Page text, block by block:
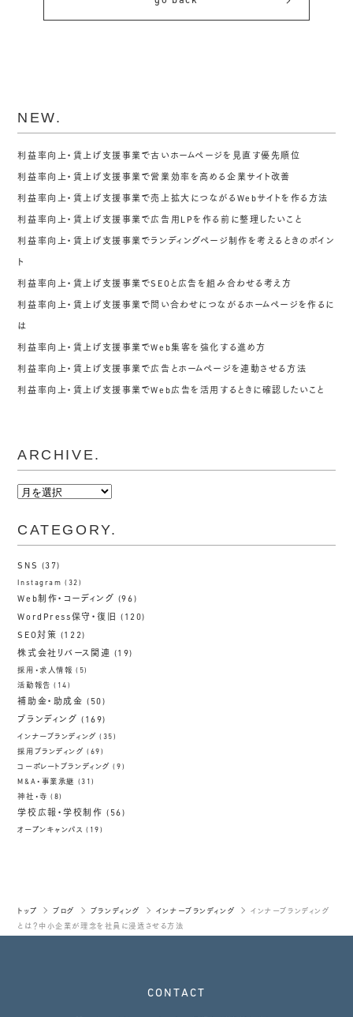
NEW.
利益率向上・賃上げ支援事業で古いホームページを見直す優先順位
利益率向上・賃上げ支援事業で営業効率を高める企業サイト改善
利益率向上・賃上げ支援事業で売上拡大につながるWebサイトを作る方法
利益率向上・賃上げ支援事業で広告用LPを作る前に整理したいこと
利益率向上・賃上げ支援事業でランディングページ制作を考えるときのポイン
ト
利益率向上・賃上げ支援事業でSEOと広告を組み合わせる考え方
利益率向上・賃上げ支援事業で問い合わせにつながるホームページを作るに
は
利益率向上・賃上げ支援事業でWeb集客を強化する進め方
利益率向上・賃上げ支援事業で広告とホームページを連動させる方法
利益率向上・賃上げ支援事業でWeb広告を活用するときに確認したいこと
ARCHIVE.
ARCHIVE.
CATEGORY.
SNS (37)
Instagram (32)
Web制作・コーディング (96)
WordPress保守・復旧 (120)
SEO対策 (122)
株式会社リバース関連 (19)
採用・求人情報 (5)
活動報告 (14)
補助金・助成金 (50)
ブランディング (169)
インナーブランディング (35)
採用ブランディング (69)
コーポレートブランディング (9)
M&A・事業承継 (31)
神社・寺 (8)
学校広報・学校制作 (56)
オープンキャンパス (19)
トップ ブログ ブランディング インナーブランディング インナーブランディング
とは？中小企業が理念を社員に浸透させる方法
CONTACT